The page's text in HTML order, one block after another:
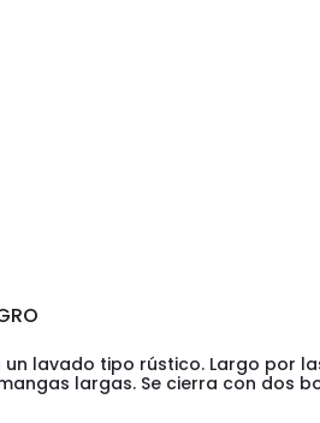
lavado tipo rústico. Largo por
largas. Se cierra con dos